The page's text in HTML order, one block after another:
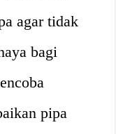
agar tidak
bagi
pipa